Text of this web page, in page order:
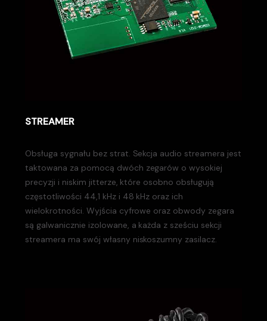
STREAMER
Obsługa sygnału bez strat. Sekcja audio streamera jest
taktowana za pomocą dwóch zegarów o wysokiej
precyzji i niskim jitterze, które osobno obsługują
częstotliwości 44,1 kHz i 48 kHz oraz ich
wielokrotności. Wyjścia cyfrowe oraz obwody zegara
są galwanicznie izolowane, a każda z sześciu sekcji
streamera ma swój własny niskoszumny zasilacz.